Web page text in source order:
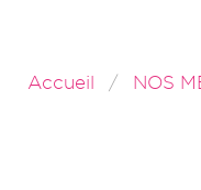
Accueil NOS